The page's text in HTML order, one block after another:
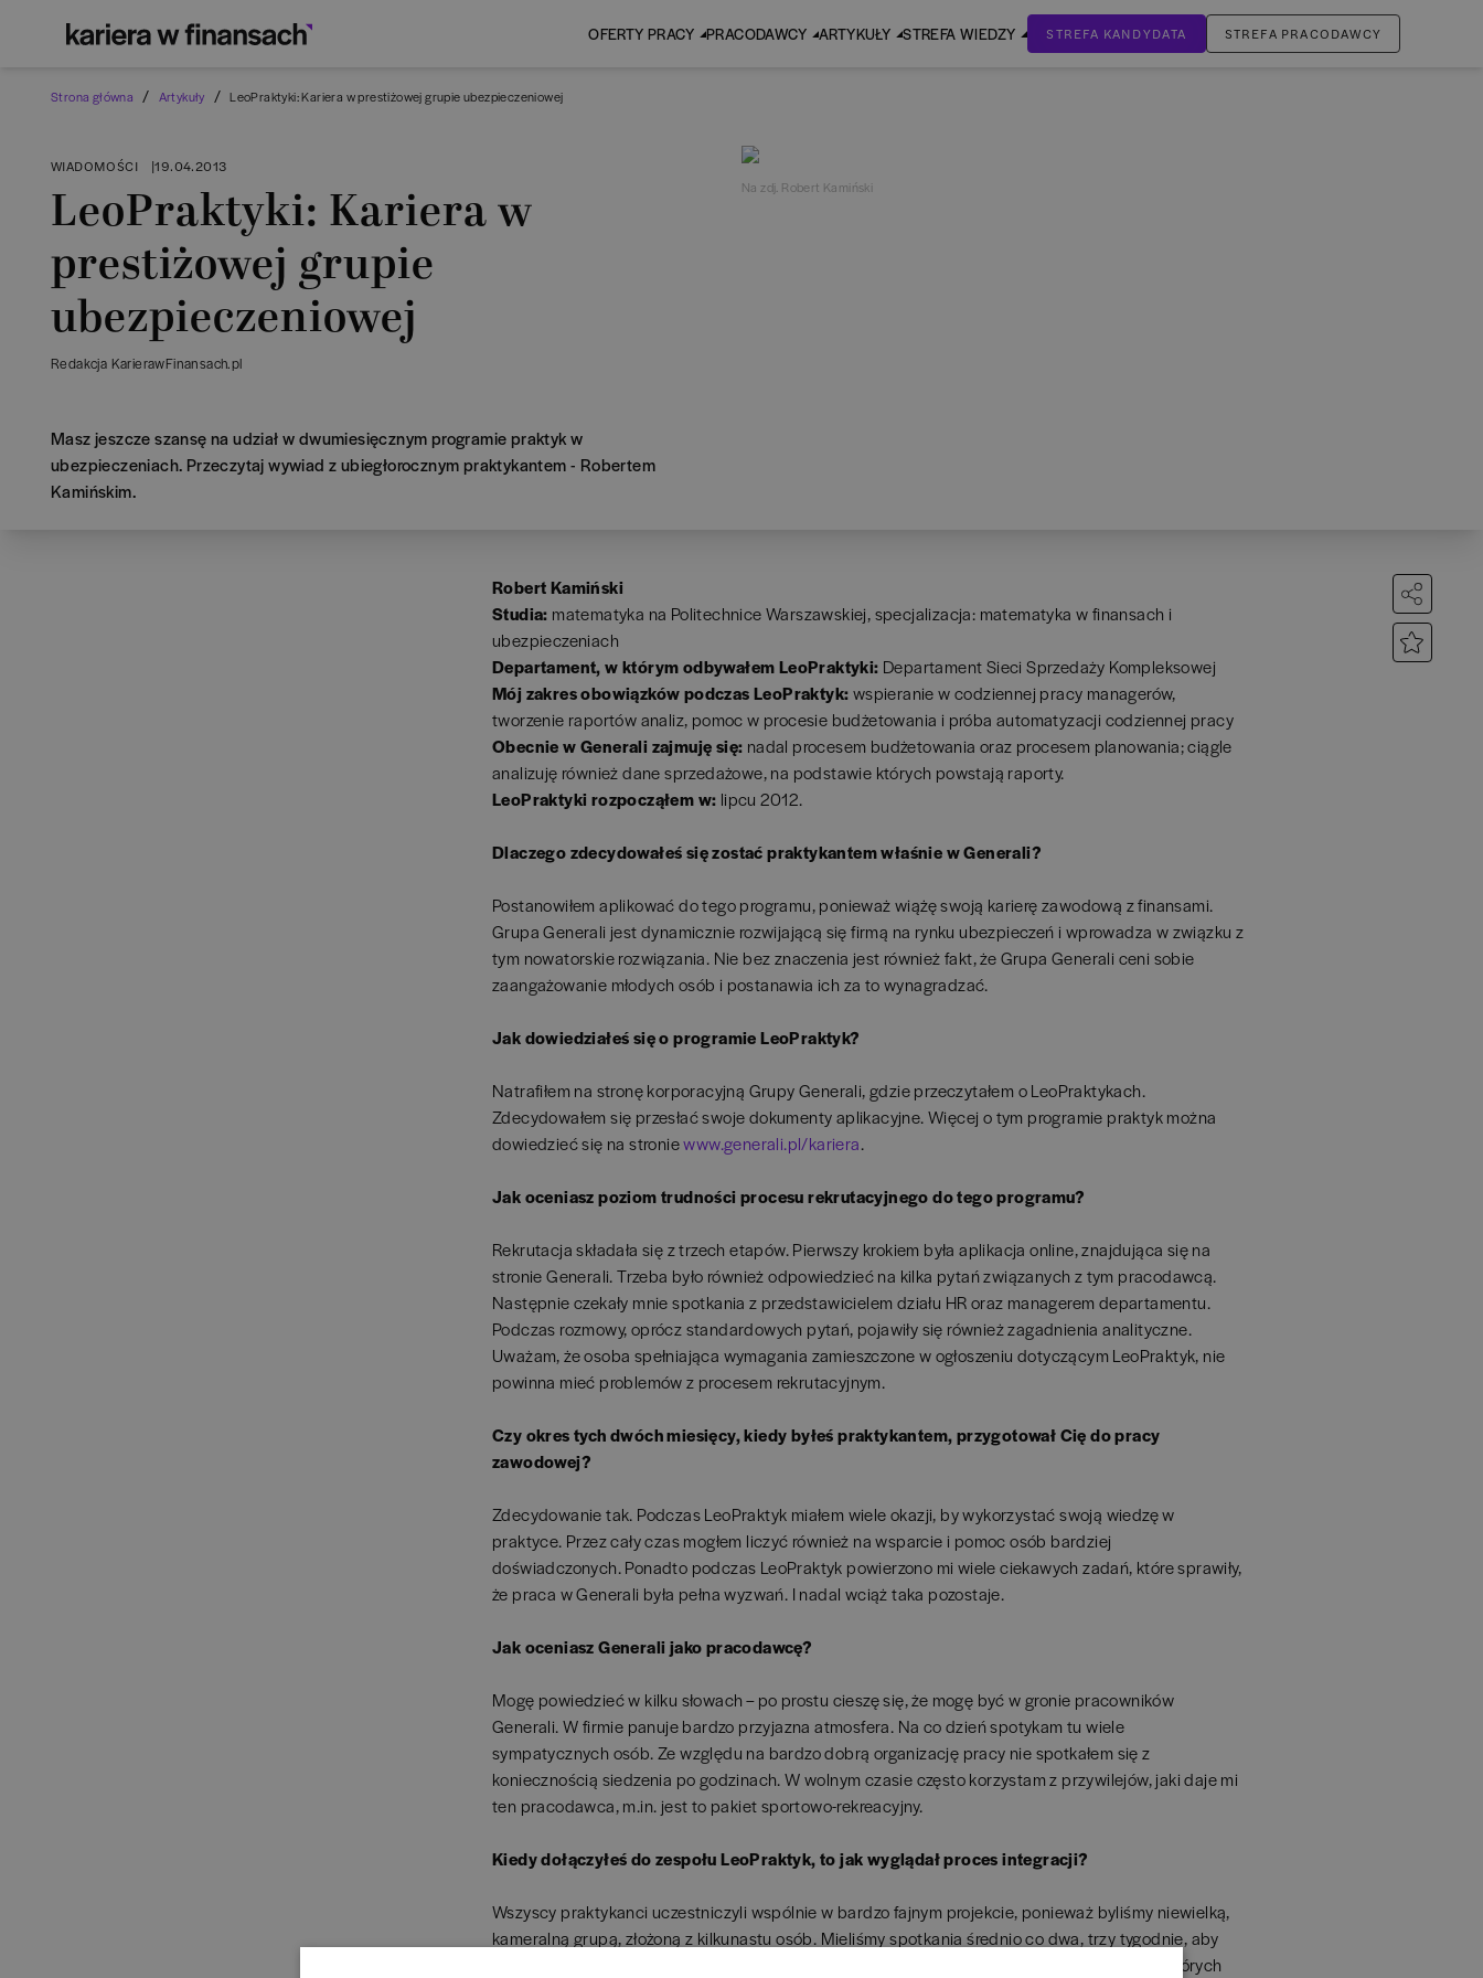
OFERTY PRACY PRACODAWCY ARTYKUŁY STREFA WIEDZY STREFA KANDYDATA STREFA PRACODAWCY
Strona główna / Artykuły / LeoPraktyki: Kariera w prestiżowej grupie ubezpieczeniowej
WIADOMOŚCI |19.04.2013
LeoPraktyki: Kariera w
prestiżowej grupie
ubezpieczeniowej
Redakcja KarierawFinansach.pl
Masz jeszcze szansę na udział w dwumiesięcznym programie praktyk w
ubezpieczeniach. Przeczytaj wywiad z ubiegłorocznym praktykantem - Robertem
Kamińskim.
Na zdj. Robert Kamiński
Robert Kamiński
Studia: matematyka na Politechnice Warszawskiej, specjalizacja: matematyka w finansach i
ubezpieczeniach
Departament, w którym odbywałem LeoPraktyki: Departament Sieci Sprzedaży Kompleksowej
Mój zakres obowiązków podczas LeoPraktyk:wspieranie w codziennej pracy managerów,
tworzenie raportów analiz, pomoc w procesie budżetowania i próba automatyzacji codziennej pracy
Obecnie w Generali zajmuję się: nadal procesem budżetowania oraz procesem planowania; ciągle
analizuję również dane sprzedażowe, na podstawie których powstają raporty.
LeoPraktyki rozpocząłem w: lipcu 2012.
Dlaczego zdecydowałeś się zostać praktykantem właśnie w Generali?
Postanowiłem aplikować do tego programu, ponieważ wiążę swoją karierę zawodową z finansami.
Grupa Generali jest dynamicznie rozwijającą się firmą na rynku ubezpieczeń i wprowadza w związku z
tym nowatorskie rozwiązania. Nie bez znaczenia jest również fakt, że Grupa Generali ceni sobie
zaangażowanie młodych osób i postanawia ich za to wynagradzać.
Jak dowiedziałeś się o programie LeoPraktyk?
Natrafiłem na stronę korporacyjną Grupy Generali, gdzie przeczytałem o LeoPraktykach.
Zdecydowałem się przesłać swoje dokumenty aplikacyjne. Więcej o tym programie praktyk można
dowiedzieć się na stroniewww.generali.pl/kariera.
Jak oceniasz poziom trudności procesu rekrutacyjnego do tego programu?
Rekrutacja składała się z trzech etapów. Pierwszy krokiem była aplikacja online, znajdująca się na
stronie Generali. Trzeba było również odpowiedzieć na kilka pytań związanych z tym pracodawcą.
Następnie czekały mnie spotkania z przedstawicielem działu HR oraz managerem departamentu.
Podczas rozmowy, oprócz standardowych pytań, pojawiły się również zagadnienia analityczne.
Uważam, że osoba spełniająca wymagania zamieszczone w ogłoszeniu dotyczącym LeoPraktyk, nie
powinna mieć problemów z procesem rekrutacyjnym.
Czy okres tych dwóch miesięcy, kiedy byłeś praktykantem, przygotował Cię do pracy
zawodowej?
Zdecydowanie tak. Podczas LeoPraktyk miałem wiele okazji, by wykorzystać swoją wiedzę w
praktyce. Przez cały czas mogłem liczyć również na wsparcie i pomoc osób bardziej
doświadczonych. Ponadto podczas LeoPraktyk powierzono mi wiele ciekawych zadań, które sprawiły,
że praca w Generali była pełna wyzwań. I nadal wciąż taka pozostaje.
Jak oceniasz Generali jako pracodawcę?
Mogę powiedzieć w kilku słowach – po prostu cieszę się, że mogę być w gronie pracowników
Generali. W firmie panuje bardzo przyjazna atmosfera. Na co dzień spotykam tu wiele
sympatycznych osób. Ze względu na bardzo dobrą organizację pracy nie spotkałem się z
koniecznością siedzenia po godzinach. W wolnym czasie często korzystam z przywilejów, jaki daje mi
ten pracodawca, m.in. jest to pakiet sportowo-rekreacyjny.
Kiedy dołączyłeś do zespołu LeoPraktyk, to jak wyglądał proces integracji?
Wszyscy praktykanci uczestniczyli wspólnie w bardzo fajnym projekcie, ponieważ byliśmy niewielką,
kameralną grupą, złożoną z kilkunastu osób. Mieliśmy spotkania średnio co dwa, trzy tygodnie, aby
móc się lepiej poznać. Zorganizowano nam również wspólne wyjścia integracyjne, podczas których